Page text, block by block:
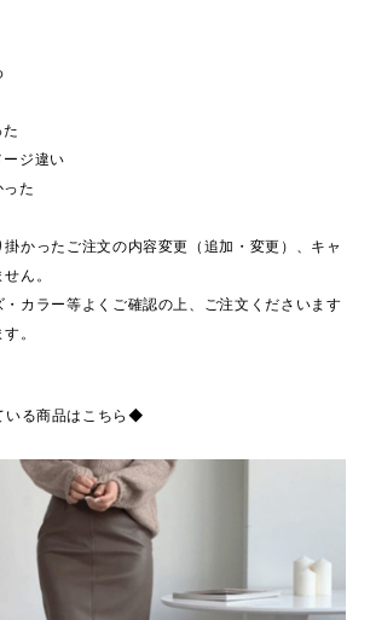
ジ違い
た
かったご注文の内容変更（追加・変更）、キャ
ん。
カラー等よくご確認の上、ご注文くださいます
。
る商品はこちら◆